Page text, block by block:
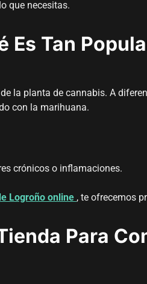
que necesitas.
Es Tan
la planta de cannabis. A
con la marihuana.
crónicos o inflamaciones.
Logroño online , te ofrecemos
Para